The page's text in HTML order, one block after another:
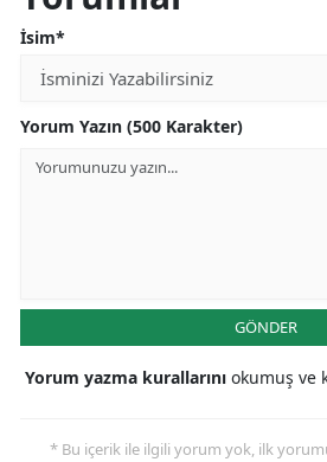
İsim*
Yorum Yazın (500 Karakter)
GÖNDER
Yorum yazma kurallarını okumuş ve
* Bu içerik ile ilgili yorum yok, ilk